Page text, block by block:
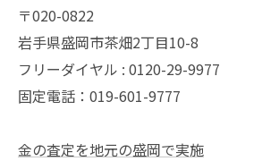
〒020-0822
岩手県盛岡市茶畑2丁目10-8
フリーダイヤル : 0120-29-9977
固定電話：019-601-9777
金の査定を地元の盛岡で実施